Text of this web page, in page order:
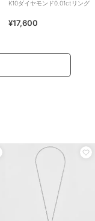
K10ダイヤモンド0.01ctリング
¥17,600